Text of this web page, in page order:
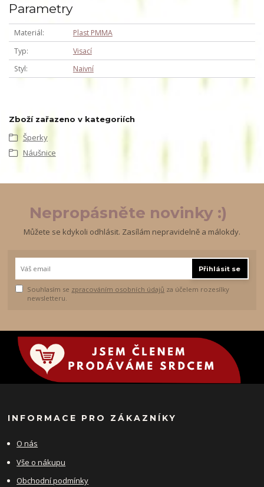
Parametry
Materiál
Plast PMMA
Typ
Visací
Styl
Naivní
Zboží zařazeno v kategoriích
Šperky
Náušnice
Nepropásněte novinky :)
Můžete se kdykoli odhlásit. Zasílám nepravidelně a málokdy.
Přihlásit se
Souhlasím se zpracováním osobních údajů za účelem rozesílky
newsletteru.
INFORMACE PRO ZÁKAZNÍKY
O nás
Vše o nákupu
Obchodní podmínky